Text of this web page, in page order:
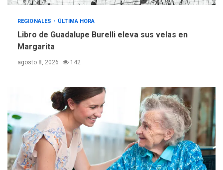
4
«Juan Bautista Arismendi» a
la altura de Macho Muerto
trabajan en diplomado para
creación y manejo de
estadísticas de turismo
REGIONALES ÚLTIMA HORA
Libro de Guadalupe Burelli eleva sus velas en
Margarita
agosto 8, 2026 142